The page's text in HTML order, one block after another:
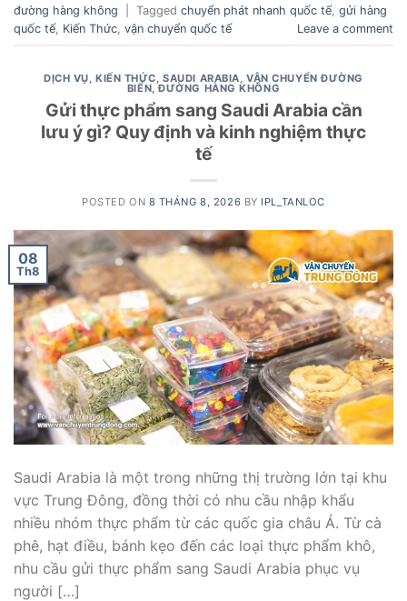
đường hàng không
Tagged chuyển phát nhanh quốc tế, gửi hàng
quốc tế, Kiến Thức vận chuyển quốc tế Leave a comment
DỊCH VỤ,KIẾN THỨC,SAUDI ARABIA,VẬN CHUYỂN ĐƯỜNG
BIỂN, ĐƯỜNG HÀNG KHÔNG
Gửi thực phẩm sang Saudi Arabia cần
lưu ý gì? Quy định và kinh nghiệm thực
tế
POSTED ON 8 THÁNG 8, 2026 BY IPL_TANLOC
08
Th8
Saudi Arabia là một trong những thị trường lớn tại khu
vực Trung Đông, đồng thời có nhu cầu nhập khẩu
nhiều nhóm thực phẩm từ các quốc gia châu Á. Từ cà
phê, hạt điều, bánh kẹo đến các loại thực phẩm khô,
nhu cầu gửi thực phẩm sang Saudi Arabia phục vụ
người […]